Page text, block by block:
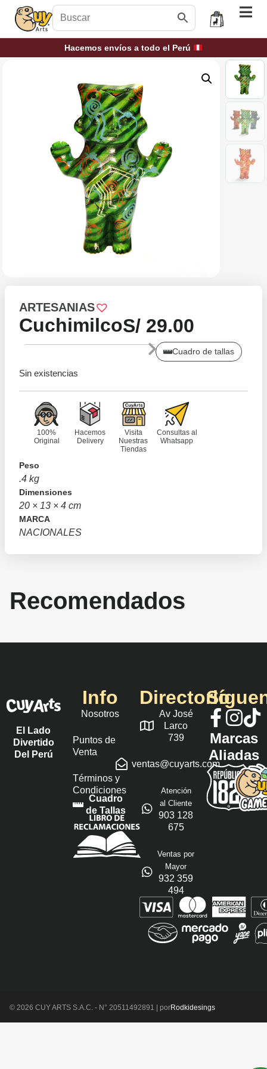
Hacemos envíos a todo el Perú
ARTESANIAS
CuchimilcoS/ 29.00
Cuadro de tallas
Sin existencias
100%
Original
Hacemos
Delivery
Visita
Nuestras
Tiendas
Consultas al
Whatsapp
Peso
.4 kg
Dimensiones
20 × 13 × 4 cm
MARCA
NACIONALES
Recomendados
El Lado
Divertido
Del Perú
Info
Nosotros
Puntos de
Venta
Términos y
Condiciones
Cuadro
de Tallas
Directorio
Av José
Larco
739
ventas@cuyarts.com
Atención
al Cliente
903 128
675
Ventas por
Mayor
932 359
494
Marcas
Aliadas
© 2026 CUY ARTS S.A.C. - N° 20511492891 | porRodkidesings